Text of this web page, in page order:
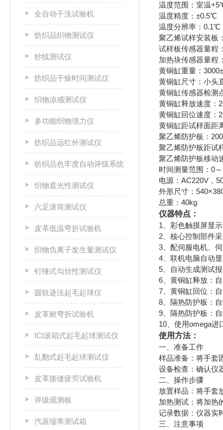
全自动干洗试验机
纺织品织物测试仪
纱线测试仪
纺织品干燥时间测试仪
织物凉感测试仪
多功能织物强力仪
纺织品远红外测试仪
纺织品色牢度自动评级系统
织物遮光性测试仪
六足滚筒测试仪
皮革低温弯折试验机
织物负离子发生量测试仪
钉锤式勾丝性测试仪
圆轨迹法起毛起球仪
皮革耐弯折试验机
ICI滚箱式起毛起球测试仪
乱翻式起毛起球测试仪
皮革接缝疲劳试验机
评级观测板
汽蒸缩率测试箱
温度范围：室温
温度精度：±0.5℃
温度分辨率：0.1℃
聚乙烯试样安装板
试样板传感器量程
加热块传感器量程
黄铜缸重量：
黄铜缸尺寸：小头
黄铜缸传感器检测
黄铜缸释放速度：
黄铜缸回位速度：
黄铜缸距试样面距
聚乙烯防护板：
聚乙烯防护板距试
聚乙烯防护板移动
时间测量范围：0
电源：AC220V，
外形尺寸：
总重：40kg
仪器特点：
1、彩色触摸屏显
2、核心控制部件
3、配伺服电机、
4、联机电脑自动
5、自动生成测试
6、黄铜缸释放：
7、黄铜缸回位：
8、隔热防护板：
9、隔热防护板：
10、使用omega进
使用方法：
一、准备工作
样品准备‌：将手套
设备检查‌：确认仪
二、操作步骤
放置样品‌：将手套
加热测试‌：将加热
记录数据‌：仪器实
三、注意事项